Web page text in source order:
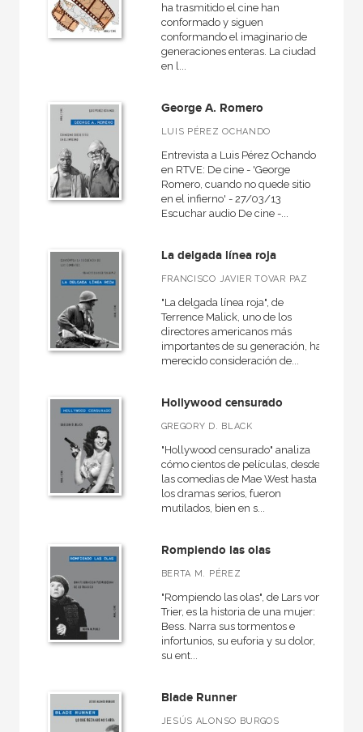
ha trasmitido el cine han
conformado y siguen
conformando el imaginario de
generaciones enteras. La ciudad
en l...
George A. Romero
LUIS PÉREZ OCHANDO
Entrevista a Luis Pérez Ochando
en RTVE: De cine - 'George
Romero, cuando no quede sitio
en el infierno' - 27/03/13
Escuchar audio De cine -...
La delgada línea roja
FRANCISCO JAVIER TOVAR PAZ
"La delgada línea roja", de
Terrence Malick, uno de los
directores americanos más
importantes de su generación, ha
merecido consideración de...
Hollywood censurado
GREGORY D. BLACK
"Hollywood censurado" analiza
cómo cientos de películas, desde
las comedias de Mae West hasta
los dramas serios, fueron
mutilados, bien en s...
Rompiendo las olas
BERTA M. PÉREZ
"Rompiendo las olas", de Lars von
Trier, es la historia de una mujer:
Bess. Narra sus tormentos e
infortunios, su euforia y su dolor,
su ent...
Blade Runner
JESÚS ALONSO BURGOS